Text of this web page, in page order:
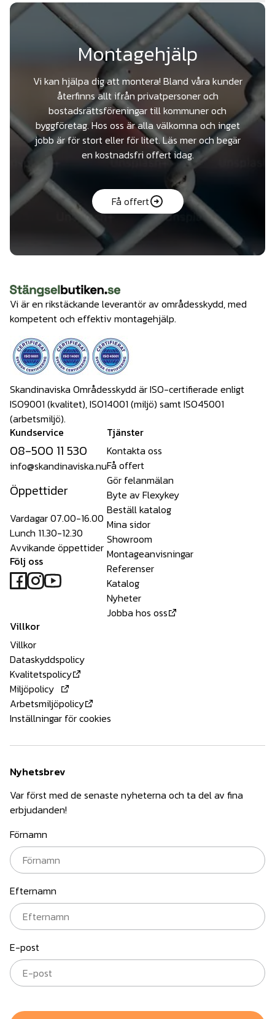
Montagehjälp
Vi kan hjälpa dig att montera! Bland våra kunder
återfinns allt ifrån privatpersoner och
bostadsrättsföreningar till kommuner och
byggföretag. Hos oss är alla välkomna och inget
jobb är för stort eller för litet. Läs mer och begär
en kostnadsfri offert idag.
Få offert
Vi är en rikstäckande leverantör av områdesskydd, med
kompetent och effektiv montagehjälp.
Skandinaviska Områdesskydd är ISO-certifierade enligt
ISO9001 (kvalitet), ISO14001 (miljö) samt ISO45001
(arbetsmiljö).
Kundservice
08-500 11 530
info@skandinaviska.nu
Öppettider
Vardagar 07.00-16.00
Lunch 11.30-12.30
Avvikande öppettider
Följ oss
Tjänster
Kontakta oss
Få offert
Gör felanmälan
Byte av Flexykey
Beställ katalog
Mina sidor
Showroom
Montageanvisningar
Referenser
Katalog
Nyheter
Jobba hos oss
Villkor
Villkor
Dataskyddspolicy
Kvalitetspolicy
Miljöpolicy
Arbetsmiljöpolicy
Inställningar för cookies
Nyhetsbrev
Var först med de senaste nyheterna och ta del av fina
erbjudanden!
Förnamn
Efternamn
E-post